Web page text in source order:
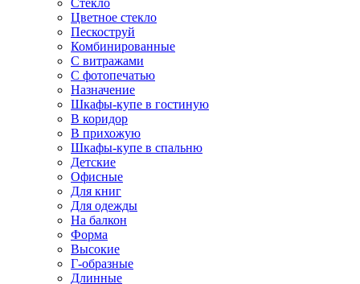
Стекло
Цветное стекло
Пескоструй
Комбинированные
С витражами
С фотопечатью
Назначение
Шкафы-купе в гостиную
В коридор
В прихожую
Шкафы-купе в спальню
Детские
Офисные
Для книг
Для одежды
На балкон
Форма
Высокие
Г-образные
Длинные